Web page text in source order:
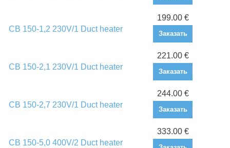
CB 150-1,2 230V/1 Duct heater
199.00 €
Заказать
CB 150-2,1 230V/1 Duct heater
221.00 €
Заказать
CB 150-2,7 230V/1 Duct heater
244.00 €
Заказать
CB 150-5,0 400V/2 Duct heater
333.00 €